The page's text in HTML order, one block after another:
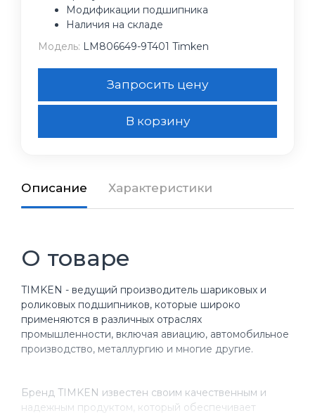
Модификации подшипника
Наличия на складе
Модель: LM806649-9T401 Timken
Запросить цену
В корзину
Описание Характеристики
О товаре
TIMKEN - ведущий производитель шариковых и
роликовых подшипников, которые широко
применяются в различных отраслях
промышленности, включая авиацию, автомобильное
производство, металлургию и многие другие.
Бренд TIMKEN известен своим качественным и
надежным продуктом, который обеспечивает